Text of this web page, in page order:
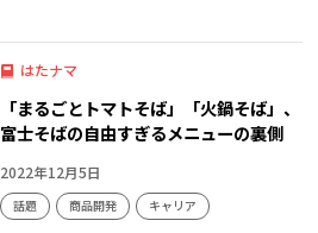
はたナマ
「まるごとトマトそば」「火鍋そば」、
富士そばの自由すぎるメニューの裏側
2022年12月5日
話題 商品開発 キャリア